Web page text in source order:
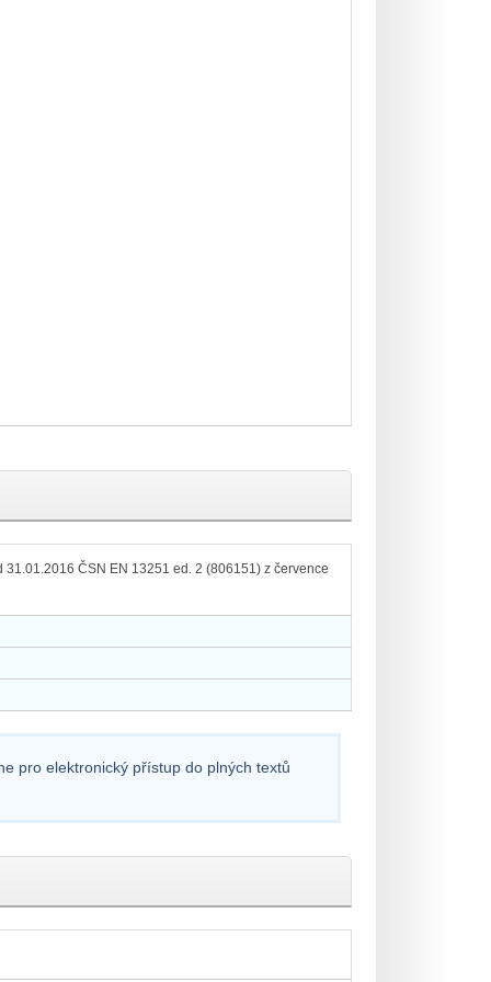
31.01.2016 ČSN EN 13251 ed. 2 (806151) z července
pro elektronický přístup do plných textů